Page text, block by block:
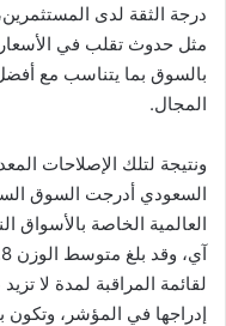
درجة الثقة لدى
مثل حدوث تقلب في الأسعار
بالسوق بما يتناسب مع أفضل
المجال.
ونتيجة لتلك الإصلاحات
السعودي أدرجت السوق
العالمية الخاصة بالأسواق
إدراجها في المؤشر،